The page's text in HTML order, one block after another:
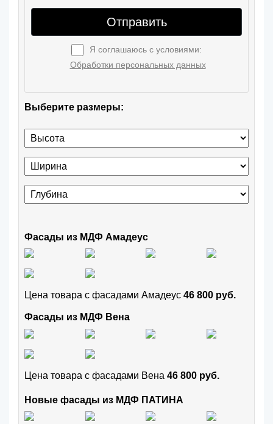
Отправить
Я соглашаюсь с условиями:
Обработки персональных данных
Выберите размеры:
Фасады из МДФ Амадеус
Цена товара с фасадами Амадеус 46 800 руб.
Фасады из МДФ Вена
Цена товара с фасадами Вена 46 800 руб.
Новые фасады из МДФ ПАТИНА